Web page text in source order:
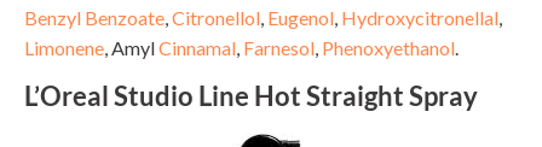
Benzyl Benzoate Citronellol Eugenol Hydroxycitronellal
Limonene , AmylCinnamal Farnesol Phenoxyethanol
L’Oreal Studio Line Hot Straight Spray